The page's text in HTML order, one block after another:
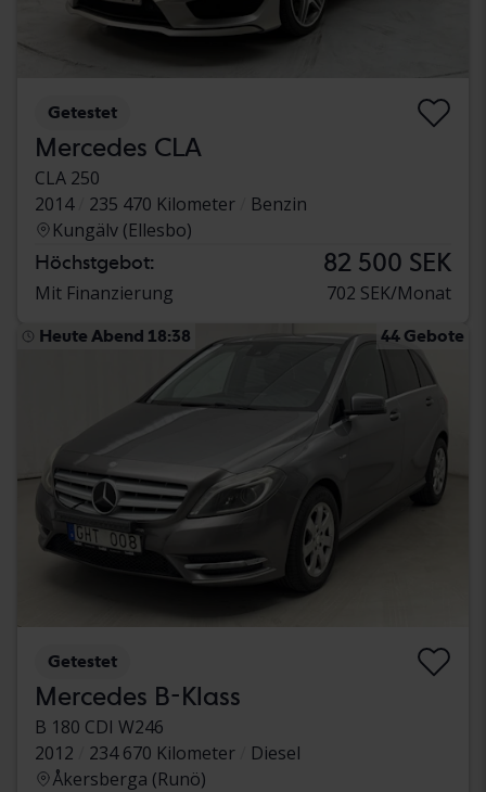
Getestet
Mercedes CLA
CLA 250
2014
235 470 Kilometer
Benzin
Kungälv (Ellesbo)
Höchstgebot: 82 500 SEK
Mit Finanzierung 702 SEK/Monat
Heute Abend 18:38 44 Gebote
Getestet
Mercedes B-Klass
B 180 CDI W246
2012
234 670 Kilometer
Diesel
Åkersberga (Runö)